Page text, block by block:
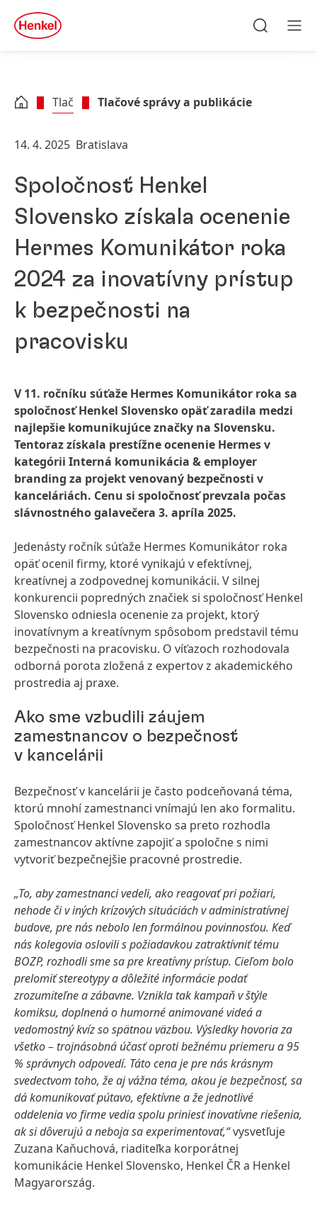
Skip to footer
quick
search
Tlač Tlačové správy a publikácie
14. 4. 2025 Bratislava
Spoločnosť Henkel
Slovensko získala ocenenie
Hermes Komunikátor roka
2024 za inovatívny prístup
k bezpečnosti na
pracovisku
V 11. ročníku súťaže Hermes Komunikátor roka sa
spoločnosť Henkel Slovensko opäť zaradila medzi
najlepšie komunikujúce značky na Slovensku.
Tentoraz získala prestížne ocenenie Hermes v
kategórii Interná komunikácia & employer
branding za projekt venovaný bezpečnosti v
kanceláriách. Cenu si spoločnosť prevzala počas
slávnostného galavečera 3. apríla 2025.
Jedenásty ročník súťaže Hermes Komunikátor roka
opäť ocenil firmy, ktoré vynikajú v efektívnej,
kreatívnej a zodpovednej komunikácii. V silnej
konkurencii popredných značiek si spoločnosť Henkel
Slovensko odniesla ocenenie za projekt, ktorý
inovatívnym a kreatívnym spôsobom predstavil tému
bezpečnosti na pracovisku. O víťazoch rozhodovala
odborná porota zložená z expertov z akademického
prostredia aj praxe.
Ako sme vzbudili záujem
zamestnancov o bezpečnosť
v kancelárii
Bezpečnosť v kancelárii je často podceňovaná téma,
ktorú mnohí zamestnanci vnímajú len ako formalitu.
Spoločnosť Henkel Slovensko sa preto rozhodla
zamestnancov aktívne zapojiť a spoločne s nimi
vytvoriť bezpečnejšie pracovné prostredie.
„To, aby zamestnanci vedeli, ako reagovať pri požiari,
nehode či v iných krízových situáciách v administratívnej
budove, pre nás nebolo len formálnou povinnosťou. Keď
nás kolegovia oslovili s požiadavkou zatraktívniť tému
BOZP, rozhodli sme sa pre kreatívny prístup. Cieľom bolo
prelomiť stereotypy a dôležité informácie podať
zrozumiteľne a zábavne. Vznikla tak kampaň v štýle
komiksu, doplnená o humorné animované videá a
vedomostný kvíz so spätnou väzbou. Výsledky hovoria za
všetko – trojnásobná účasť oproti bežnému priemeru a 95
% správnych odpovedí. Táto cena je pre nás krásnym
svedectvom toho, že aj vážna téma, akou je bezpečnosť, sa
dá komunikovať pútavo, efektívne a že jednotlivé
oddelenia vo firme vedia spolu priniesť inovatívne riešenia,
ak si dôverujú a neboja sa experimentovať,“vysvetľuje
Zuzana Kaňuchová, riaditeľka korporátnej
komunikácie Henkel Slovensko, Henkel ČR a Henkel
Magyarország.